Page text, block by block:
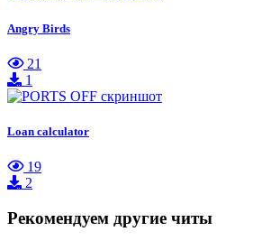
Angry Birds
21
1
Loan calculator
19
2
Рекомендуем другие читы